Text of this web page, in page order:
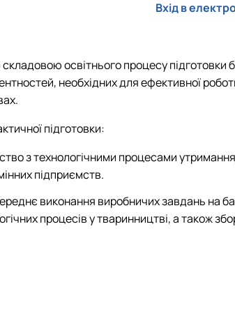
Вхід в
освітнього процесу підготовки
необхідних для ефективної
підготовки:
з технологічними процесами
підприємств.
виконання виробничих завдань на
процесів у тваринництві, а також